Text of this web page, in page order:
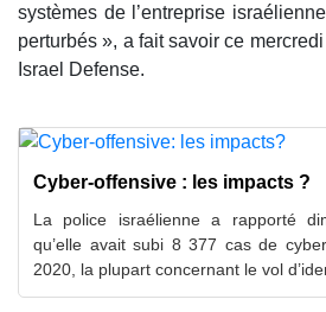
systèmes de l’entreprise
perturbés », a fait savoir ce
Israel Defense.
Cyber-offensive : les impacts ?
La police israélienne a rapporté
qu’elle avait subi 8 377 cas de
2020, la plupart concernant le vol